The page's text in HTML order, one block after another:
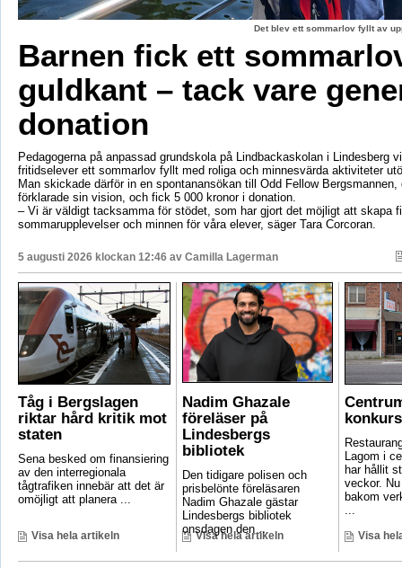
Det blev ett sommarlov fyllt av
Barnen fick ett
guldkant – tack vare
donation
Pedagogerna på anpassad grundskola på Lindbackaskolan i Lindesberg
fritidselever ett sommarlov fyllt med roliga och minnesvärda aktiviteter
Man skickade därför in en spontanansökan till Odd Fellow Bergsmannen,
förklarade sin vision, och fick 5 000 kronor i donation.
– Vi är väldigt tacksamma för stödet, som har gjort det möjligt att skapa
sommarupplevelser och minnen för våra elever, säger Tara Corcoran.
5 augusti 2026 klockan 12:46 av Camilla Lagerman
Tåg i Bergslagen
riktar hård kritik mot
staten
Sena besked om finansiering
av den interregionala
tågtrafiken innebär att det är
omöjligt att planera ...
Visa hela artikeln
Nadim Ghazale
föreläser på
Lindesbergs
bibliotek
Den tidigare polisen och
prisbelönte föreläsaren
Nadim Ghazale gästar
Lindesbergs bibliotek
onsdagen den ...
Visa hela artikeln
konkurs
Lagom i
har hållit
veckor.
bakom
Visa